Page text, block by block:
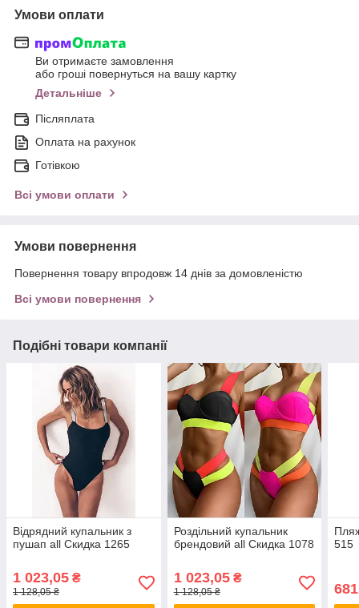
Умови оплати
Ви отримаєте замовлення
або гроші повернуться на вашу картку
Детальніше
Післяплата
Оплата на рахунок
Готівкою
Всі умови оплати
Умови повернення
Повернення товару впродовж 14 днів за домовленістю
Всі умови повернення
Подібні товари компанії
Відрядний купальник з
пушап all Скидка 1265
1 023,05 ₴
1 128,05 ₴
Роздільний купальник
брендовий all Скидка 1078
1 023,05₴
1 128,05 ₴
515